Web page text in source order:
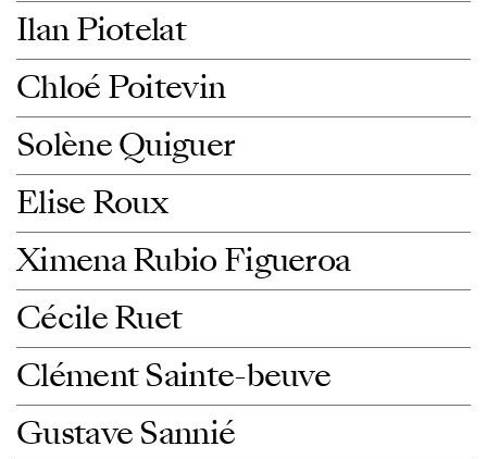
Ilan Piotelat
Chloé Poitevin
Solène Quiguer
Elise Roux
Ximena Rubio Figueroa
Cécile Ruet
Clément Sainte-beuve
Gustave Sannié